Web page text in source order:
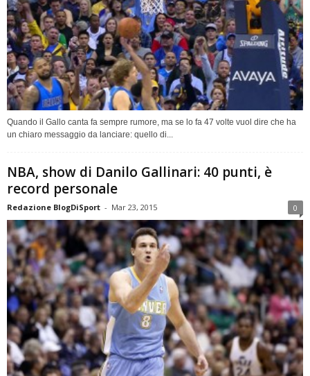
Quando il Gallo canta fa sempre rumore, ma se lo fa 47 volte vuol dire che ha
un chiaro messaggio da lanciare: quello di...
NBA, show di Danilo Gallinari: 40 punti, è
record personale
Redazione BlogDiSport - Mar 23, 2015 0